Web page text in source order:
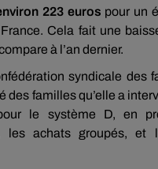
223 euros pour un
Cela fait une
à l’an dernier.
syndicale des
des familles qu’elle a
le système D, en
les achats groupés, et